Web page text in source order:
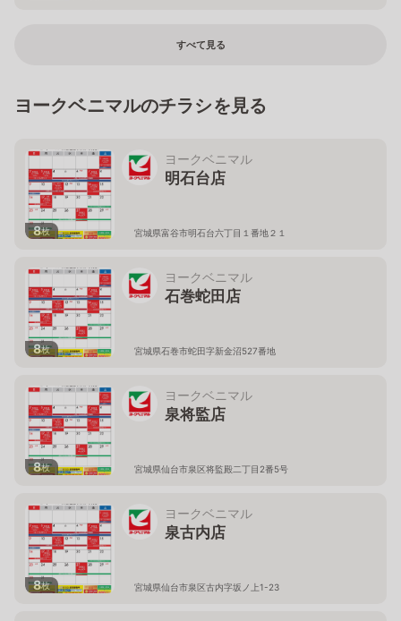
すべて見る
ヨークベニマルのチラシを見る
8枚
ヨークベニマル
明石台店
宮城県富谷市明石台六丁目１番地２１
8枚
ヨークベニマル
石巻蛇田店
宮城県石巻市蛇田字新金沼527番地
8枚
ヨークベニマル
泉将監店
宮城県仙台市泉区将監殿二丁目2番5号
8枚
ヨークベニマル
泉古内店
宮城県仙台市泉区古内字坂ノ上1-23